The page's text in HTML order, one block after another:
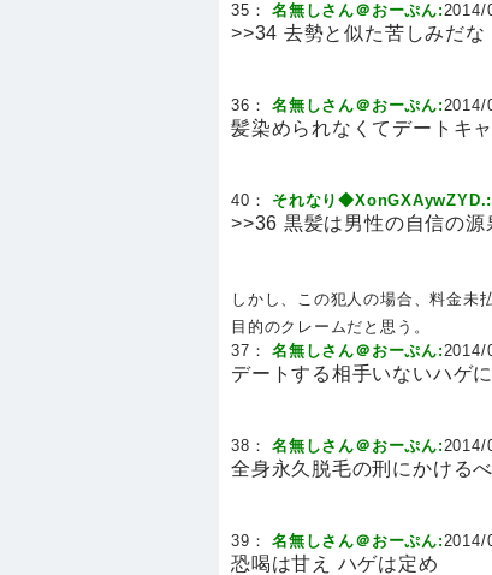
35：名無しさん＠おーぷん:2014/
>>34 去勢と似た苦しみだな
36：名無しさん＠おーぷん:2014/
髪染められなくてデートキ
40： それなり◆XonGXAywZYD.:
>>36 黒髪は男性の自信の源
しかし、この犯人の場合、料金未
目的のクレームだと思う。
37：名無しさん＠おーぷん:2014/
デートする相手いないハゲ
38：名無しさん＠おーぷん:2014/
全身永久脱毛の刑にかける
39：名無しさん＠おーぷん:2014/
恐喝は甘え ハゲは定め